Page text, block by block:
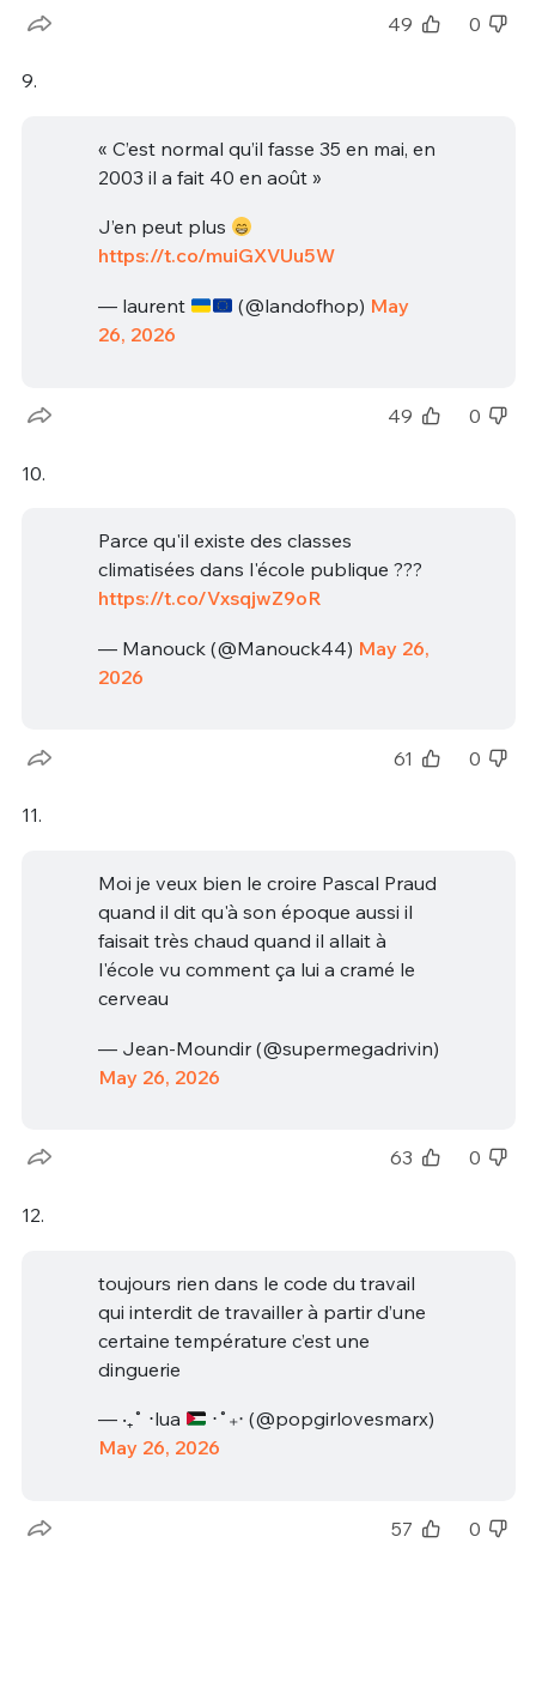
49 0
9.
« C’est normal qu’il fasse 35 en mai, en
2003 il a fait 40 en août »
J’en peut plus
https://t.co/muiGXVUu5W
— laurent (@landofhop) May
26, 2026
49 0
10.
Parce qu'il existe des classes
climatisées dans l'école publique ???
https://t.co/VxsqjwZ9oR
— Manouck (@Manouck44) May 26,
2026
61 0
11.
Moi je veux bien le croire Pascal Praud
quand il dit qu'à son époque aussi il
faisait très chaud quand il allait à
l'école vu comment ça lui a cramé le
cerveau
— Jean-Moundir (@supermegadrivin)
May 26, 2026
63 0
12.
toujours rien dans le code du travail
qui interdit de travailler à partir d’une
certaine température c’est une
dinguerie
— ‧₊˚ ⋅lua
⋅˚₊‧ (@popgirlovesmarx)
May 26, 2026
57 0